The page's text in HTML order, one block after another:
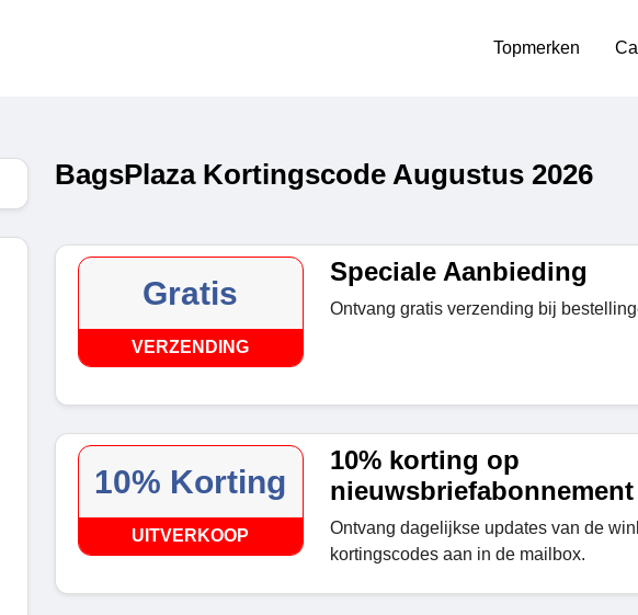
Topmerken
BagsPlaza Kortingscode Augustus 2026
Gratis
VERZENDING
Speciale Aanbieding
Ontvang gratis verzending bij
10% Korting
UITVERKOOP
10% korting op
nieuwsbriefabonnement
Ontvang dagelijkse updates van de
kortingscodes aan in de mailbox.